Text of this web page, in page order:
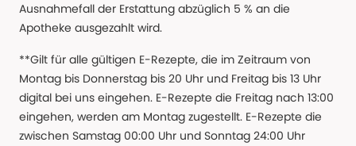
Ausnahmefall der Erstattung abzüglich 5 % an die
Apotheke ausgezahlt wird.
**Gilt für alle gültigen E-Rezepte, die im Zeitraum von
Montag bis Donnerstag bis 20 Uhr und Freitag bis 13 Uhr
digital bei uns eingehen. E-Rezepte die Freitag nach 13:00
eingehen, werden am Montag zugestellt. E-Rezepte die
zwischen Samstag 00:00 Uhr und Sonntag 24:00 Uhr